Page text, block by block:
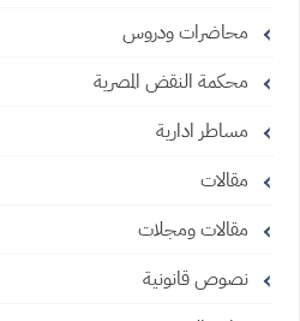
محاضرات ودروس
محكمة النقض المصرية
مساطر ادارية
مقالات
مقالات ومجلات
نصوص قانونية